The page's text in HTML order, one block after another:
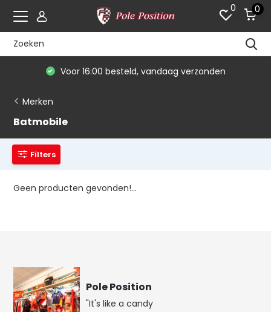
0 0
Voor 16:00 besteld, vandaag verzonden
Merken
Batmobile
Filters
Geen producten gevonden!...
Pole Position
"It's like a candy